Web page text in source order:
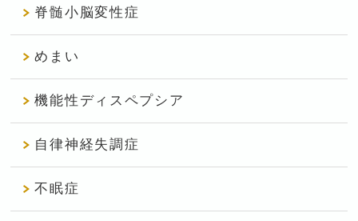
脊髄小脳変性症
めまい
機能性ディスペプシア
自律神経失調症
不眠症